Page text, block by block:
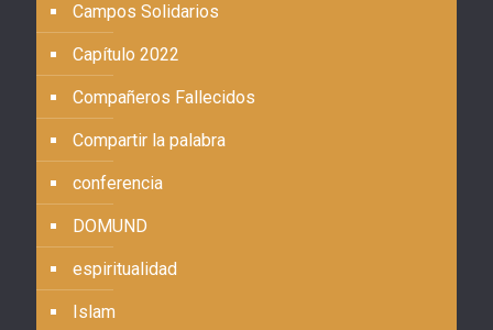
Campos Solidarios
Capítulo 2022
Compañeros Fallecidos
Compartir la palabra
conferencia
DOMUND
espiritualidad
Islam